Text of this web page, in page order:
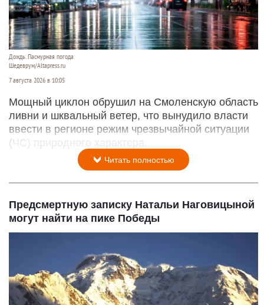
Дождь. Пасмурная погода
Шедеврум/Altapress.ru
7 августа 2026 в 10:05
Мощный циклон обрушил на Смоленскую область
ливни и шквальный ветер, что вынудило власти
ввести в регионе режим чрезвычайной ситуации
(ЧС) природного характера.
Читать полностью
Предсмертную записку Натальи Наговицыной
могут найти на пике Победы